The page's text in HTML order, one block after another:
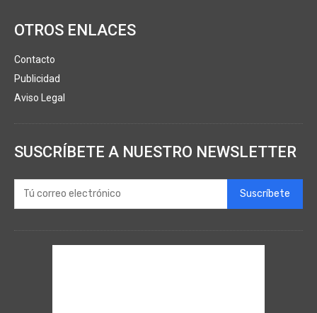
OTROS ENLACES
Contacto
Publicidad
Aviso Legal
SUSCRÍBETE A NUESTRO NEWSLETTER
Suscríbete